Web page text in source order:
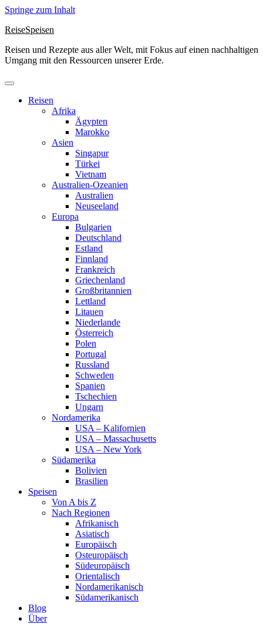
Springe zum Inhalt
ReiseSpeisen
Reisen und Rezepte aus aller Welt, mit Fokus auf einen nachhaltigen
Umgang mit den Ressourcen unserer Erde.
Reisen
Afrika
Ägypten
Marokko
Asien
Singapur
Türkei
Vietnam
Australien-Ozeanien
Australien
Neuseeland
Europa
Bulgarien
Deutschland
Estland
Finnland
Frankreich
Griechenland
Großbritannien
Lettland
Litauen
Niederlande
Österreich
Polen
Portugal
Russland
Schweden
Spanien
Tschechien
Ungarn
Nordamerika
USA – Kalifornien
USA – Massachusetts
USA – New York
Südamerika
Bolivien
Brasilien
Speisen
Von A bis Z
Nach Regionen
Afrikanisch
Asiatisch
Europäisch
Osteuropäisch
Südeuropäisch
Orientalisch
Nordamerikanisch
Südamerikanisch
Blog
Über